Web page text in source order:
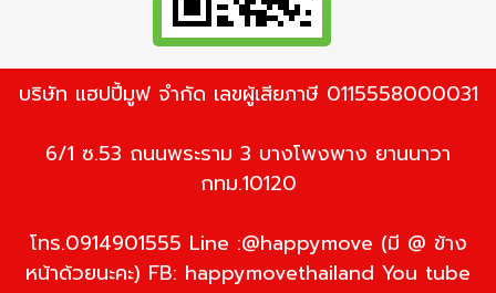
บริษัท แฮปปี้มูฟ จำกัด เลขผู้เสียภาษี 0115558000031
6/1 ซ.53 ถนนพระราม 3 บางโพงพาง ยานนาวา
กทม.10120
โทร.0914901555 Line :@happymove (มี @ ข้าง
หน้าด้วยนะคะ) FB: happymovethailand You tube